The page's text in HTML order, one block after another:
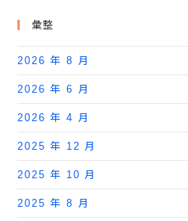
彙整
2026 年 8 月
2026 年 6 月
2026 年 4 月
2025 年 12 月
2025 年 10 月
2025 年 8 月